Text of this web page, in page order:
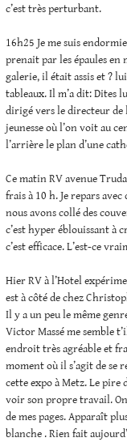
c’est très perturbant.
16h25 Je me suis
prenait par les épaules en
galerie, il était assis et ?
tableaux. Il m’a dit: Dites
dirigé vers le directeur de
jeunesse où l’on voit au
l’arrière le plan d’une
Ce matin RV avenue
frais à 10 h. Je repars
nous avons collé des
c’est hyper éblouissant à
c’est efficace. L’est-ce
Hier RV à l’Hotel
est à côté de chez
Il y a un peu le même
Victor Massé me semble
endroit très agréable et
moment où il s’agit de se
cette expo à Metz. Le pire
voir son propre travail. On
de mes pages. Apparaît
blanche . Rien fait